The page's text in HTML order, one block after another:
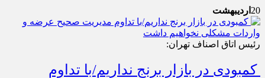
20 اردیبهشت
رئیس اتاق اصناف تهران:
کمبودی در بازار برنج نداریم/با تداوم